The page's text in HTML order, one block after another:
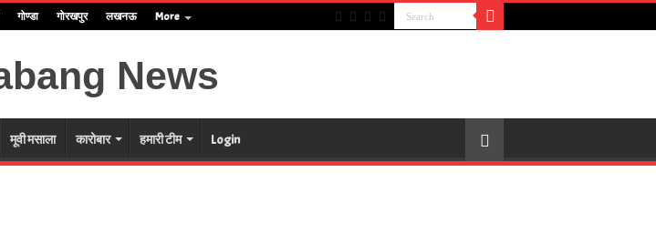
गोण्डा गोरखपुर लखनऊ More
मूवी मसाला कारोबार हमारी टीम Login